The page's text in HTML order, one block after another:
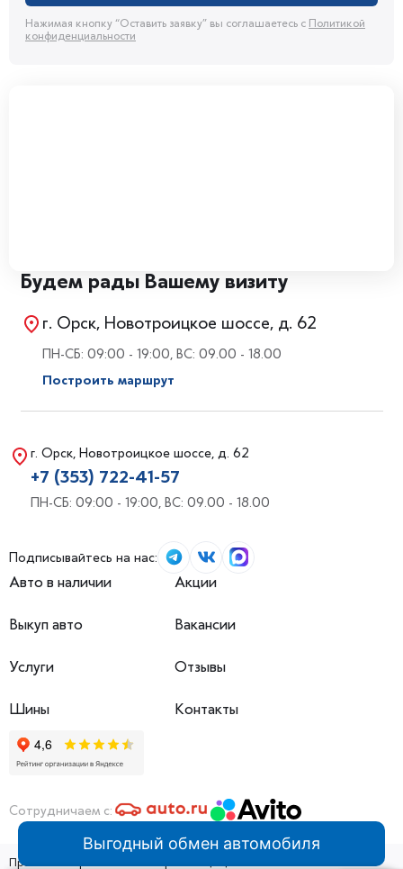
Нажимая кнопку “Оставить заявку” вы соглашаетесь с Политикой
конфиденциальности
Будем рады Вашему визиту
г. Орск, Новотроицкое шоссе, д. 62
ПН-СБ: 09:00 - 19:00, ВС: 09.00 - 18.00
Построить маршрут
г. Орск, Новотроицкое шоссе, д. 62
+7 (353) 722-41-57
ПН-СБ: 09:00 - 19:00, ВС: 09.00 - 18.00
Подписывайтесь на нас:
Авто в наличии
Выкуп авто
Услуги
Шины
Акции
Вакансии
Отзывы
Контакты
Сотрудничаем с:
ПробегЭксперт 2026 © Все права защищены
Выгодный обмен автомобиля